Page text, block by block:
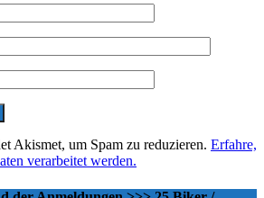
Akismet, um Spam zu reduzieren. Erfahre,
verarbeitet werden.